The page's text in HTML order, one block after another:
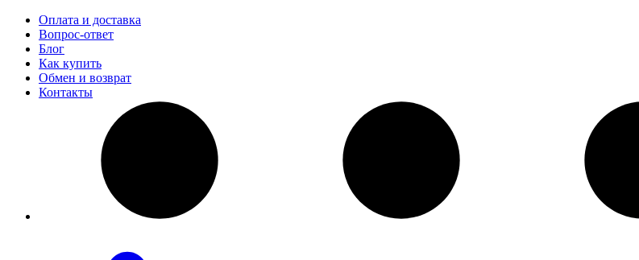
Оплата и доставка
Вопрос-ответ
Блог
Как купить
Обмен и возврат
Контакты